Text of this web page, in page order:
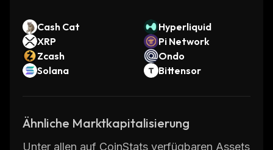
Cash Cat
Hyperliquid
XRP
Pi Network
Zcash
Ondo
Solana
Bittensor
Ähnliche Marktkapitalisierung
Unter allen auf CoinStats verfügbaren Assets